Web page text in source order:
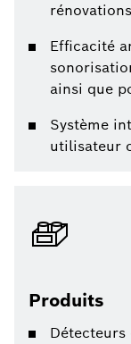
rénovations
Efficacité
ainsi que
Système
utilisateur
Produits
Détecteurs